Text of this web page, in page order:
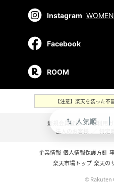
swap_vert 人気順
Instagram WOMEN
Facebook
ROOM
【注意】楽天を装った不
新規会員登録 ／ ご利用
法人のお客様
特
企業情報 個人情報保護方針
楽天市場トップ 楽天の
© Rakuten